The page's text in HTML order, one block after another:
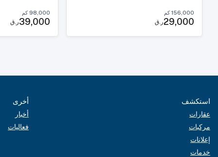
156,000 كم
29,000ر.ق
98,000 كم
39,000ر.ق
استكشف
عقارات
مركبات
إعلانات
خدمات
أخرى
أخبار
فعاليات